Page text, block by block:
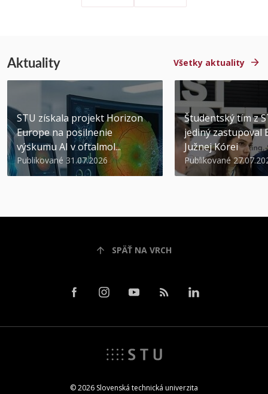
Aktuality Všetky aktuality
STU získala projekt Horizon
Europe na posilnenie
výskumu AI v oftalmol...
Publikované 31.07.2026
Študentský tím z
jediný zastupoval
Južnej Kórei
Publikované
SPÄŤ NA VRCH
© 2026 Slovenská technická univerzita